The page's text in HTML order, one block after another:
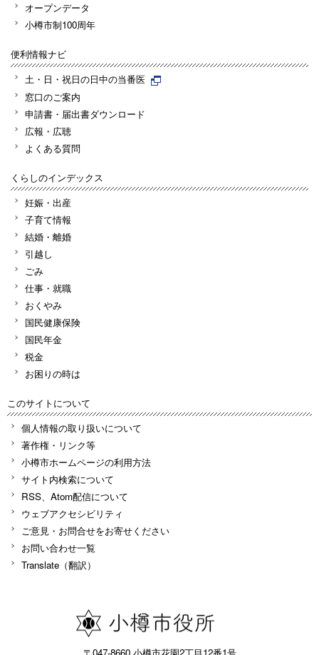
オープンデータ
小樽市制100周年
便利情報ナビ
土・日・祝日の日中の当番医
窓口のご案内
申請書・届出書ダウンロード
広報・広聴
よくある質問
くらしのインデックス
妊娠・出産
子育て情報
結婚・離婚
引越し
ごみ
仕事・就職
おくやみ
国民健康保険
国民年金
税金
お困りの時は
このサイトについて
個人情報の取り扱いについて
著作権・リンク等
小樽市ホームページの利用方法
サイト内検索について
RSS、Atom配信について
ウェブアクセシビリティ
ご意見・お問合せをお寄せください
お問い合わせ一覧
Translate（翻訳）